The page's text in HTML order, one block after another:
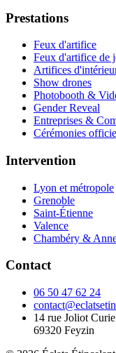
Prestations
Feux d'artifice
Feux d'artifice de
Artifices
Show drones
Photobooth &
Gender Reveal
Entreprises &
Cérémonies
Intervention
Lyon et métropole
Grenoble
Saint-Étienne
Valence
Chambéry &
Contact
06 50 47 62 24
14 rue Joliot Curie
69320 Feyzin